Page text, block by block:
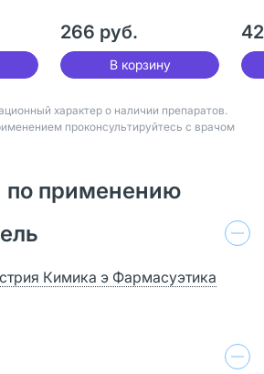
266 руб.
В корзину
характер о наличии препаратов.
проконсультируйтесь с врачом
по применению
Кимика э Фармасуэтика